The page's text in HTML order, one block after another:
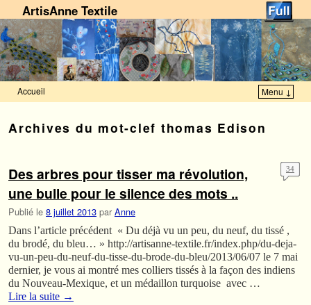
ArtisAnne Textile
Accueil Menu ↓
Archives du mot-clef thomas Edison
Des arbres pour tisser ma révolution,
une bulle pour le silence des mots ..
Publié le 8 juillet 2013 par Anne
34
Dans l’article précédent « Du déjà vu un peu, du neuf, du tissé ,
du brodé, du bleu… » http://artisanne-textile.fr/index.php/du-deja-
vu-un-peu-du-neuf-du-tisse-du-brode-du-bleu/2013/06/07 le 7 mai
dernier, je vous ai montré mes colliers tissés à la façon des indiens
du Nouveau-Mexique, et un médaillon turquoise avec …
Lire la suite →